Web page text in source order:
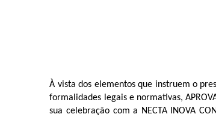
À vista dos elementos que instruem o
formalidades legais e normativas,
sua celebração com a NECTA INOVA